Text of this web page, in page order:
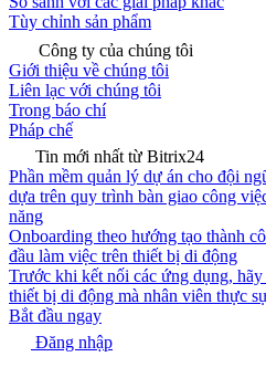
Tùy chỉnh sản phẩm
Công ty của chúng tôi
Giới thiệu về chúng tôi
Liên lạc với chúng tôi
Trong báo chí
Pháp chế
Tin mới nhất từ Bitrix24
Phần mềm quản lý dự án cho đội
dựa trên quy trình bàn giao công
năng
Onboarding theo hướng tạo thành
đầu làm việc trên thiết bị di động
Trước khi kết nối các ứng dụng,
thiết bị di động mà nhân viên thực
Bắt đầu ngay
Đăng nhập